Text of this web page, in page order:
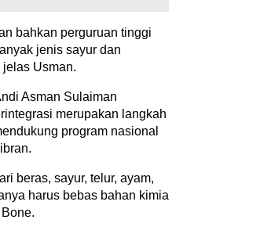
bahkan perguruan tinggi
jenis sayur dan
jelas Usman.
Asman Sulaiman
merupakan langkah
program nasional
beras, sayur, telur, ayam,
harus bebas bahan kimia